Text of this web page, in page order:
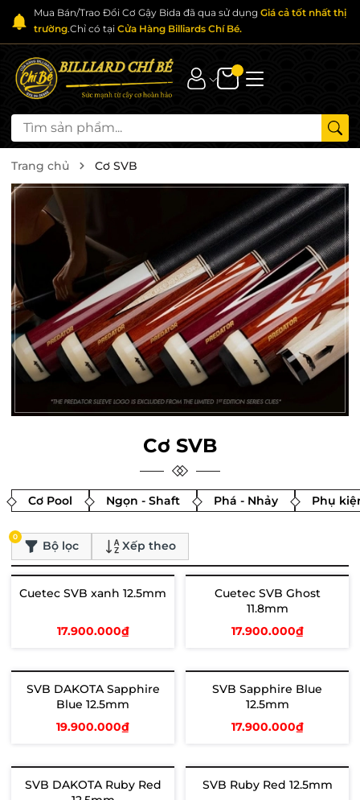
Mua Bán/Trao Đổi Cơ Gậy Bida đã qua sử dụng Giá cả tốt nhất thị
trường.Chỉ có tại Cửa Hàng Billiards Chí Bé.
Trang chủ Cơ SVB
Cơ SVB
Cơ Pool Ngọn - Shaft Phá - Nhảy Phụ
Bộ lọc
0
Xếp theo
Hết hàng
Cuetec SVB xanh 12.5mm
17.900.000₫
Hết hàngCuetec SVB Ghost
11.8mm
17.900.000₫
SVB DAKOTA Sapphire
Blue 12.5mm
19.900.000₫
SVB Sapphire Blue
12.5mm
17.900.000₫
Hết hàng
SVB DAKOTA Ruby Red
Hết hàng
SVB Ruby Red 12.5mm